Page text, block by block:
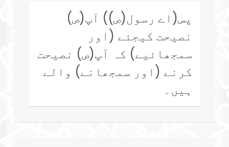
پس(اے رسول(ص)) آپ(ص)
نصیحت کیجئے (اور
سمجھائیے) کہ آپ(ص) نصیحت
کرنے (اور سمجھانے) والے
ہیں۔